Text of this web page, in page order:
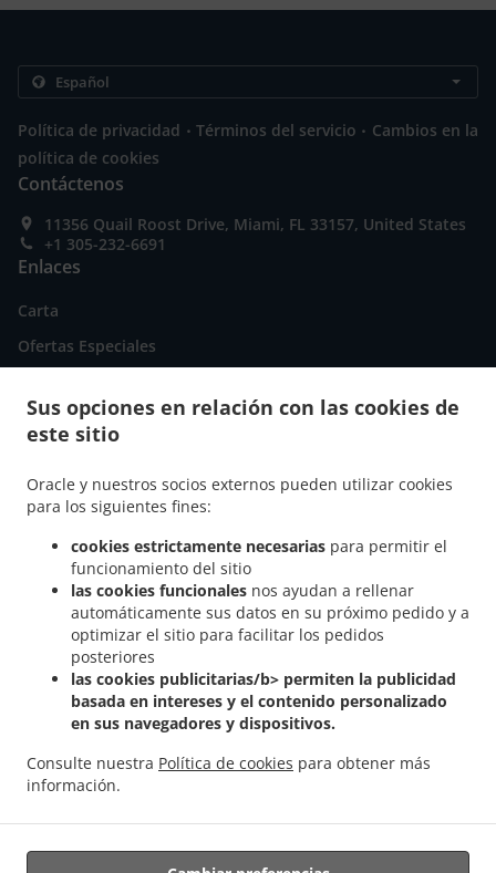
Sus opciones en relación con las cookies de
este sitio
Oracle y nuestros socios externos pueden utilizar cookies
para los siguientes fines:
cookies estrictamente necesarias para permitir el
funcionamiento del sitio
las cookies funcionales nos ayudan a rellenar
automáticamente sus datos en su próximo pedido y a
optimizar el sitio para facilitar los pedidos
posteriores
las cookies publicitarias/b> permiten la publicidad
basada en intereses y el contenido personalizado
en sus navegadores y dispositivos.
Consulte nuestra Política de cookies para obtener más
información.
Política de privacidad . Términos del servicio . Cambios en la
política de cookies
Contáctenos
11356 Quail Roost Drive, Miami, FL 33157, United States
+1 305-232-6691
Enlaces
Carta
Ofertas Especiales
Pedido Anticipado
Comida Cuban a domicilio Miami Comida Cuban a domicilio South Miami Heights
Comida Cuban a domicilio Cutler Bay
. Comida Cuban a domicilio Quail Heights
Comida Latin Food a domicilio .